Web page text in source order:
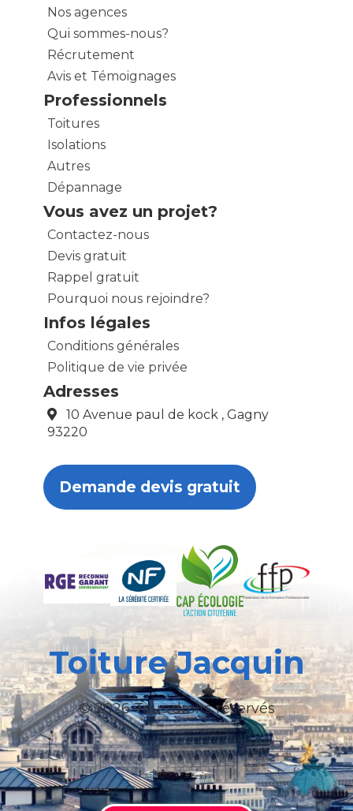
Nos agences
Qui sommes-nous?
Récrutement
Avis et Témoignages
Professionnels
Toitures
Isolations
Autres
Dépannage
Vous avez un projet?
Contactez-nous
Devis gratuit
Rappel gratuit
Pourquoi nous rejoindre?
Infos légales
Conditions générales
Politique de vie privée
Adresses
10 Avenue paul de kock , Gagny
93220
Demande devis gratuit
Toiture Jacquin
© 2026 Tous droits réservés